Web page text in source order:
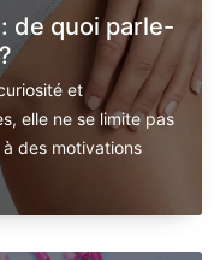
de quoi parle-
et
elle ne se limite pas
des motivations